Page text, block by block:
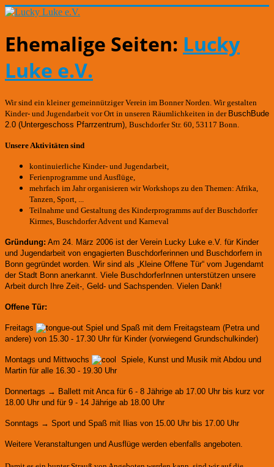
Ehemalige Seiten: Lucky
Luke e.V.
Wir sind ein kleiner gemeinnütziger Verein im Bonner Norden. Wir gestalten
Kinder- und Jugendarbeit vor Ort in unseren Räumlichkeiten in der BuschBude
2.0 (Untergeschoss Pfarrzentrum) Buschdorfer Str. 60, 53117 Bonn.
Unsere Aktivitäten sind
kontinuierliche Kinder- und Jugendarbeit,
Ferienprogramme und Ausflüge,
mehrfach im Jahr organisieren wir Workshops zu den Themen: Afrika,
Tanzen, Sport, ...
Teilnahme und Gestaltung des Kinderprogramms auf der Buschdorfer
Kirmes, Buschdorfer Advent und Karneval
Gründung: Am 24. März 2006 ist der Verein Lucky Luke e.V. für Kinder
und Jugendarbeit von engagierten Buschdorferinnen und Buschdorfern in
Bonn gegründet worden. Wir sind als „Kleine Offene Tür“ vom Jugendamt
der Stadt Bonn anerkannt. Viele BuschdorferInnen unterstützen unsere
Arbeit durch Ihre Zeit-, Geld- und Sachspenden. Vielen Dank!
Offene Tür:
Freitags
Spiel und Spaß mit dem Freitagsteam (Petra und
andere) von 15.30 - 17.30 Uhr für Kinder (vorwiegend Grundschulkinder)
Montags und Mittwochs
Spiele, Kunst und Musik mit Abdou und
Martin für alle 16.30 - 19.30 Uhr
Donnertags → Ballett mit Anca für 6 - 8 Jährige ab 17.00 Uhr bis kurz vor
18.00 Uhr und für 9 - 14 Jährige ab 18.00 Uhr
Sonntags → Sport und Spaß mit Ilias von 15.00 Uhr bis 17.00 Uhr
Weitere Veranstaltungen und Ausflüge werden ebenfalls angeboten.